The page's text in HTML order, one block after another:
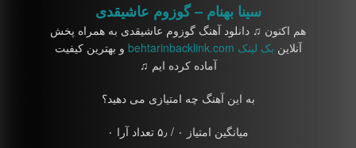
سینا بهنام – گوزوم عاشیقدی
هم اکنون ♫ دانلود آهنگ گوزوم عاشیقدی به همراه پخش
آنلاین بک لینک behtarinbacklink.com
و بهترین کیفیت
آماده کرده ایم ♫
به این آهنگ چه امتیازی می دهید؟
میانگین امتیاز ۰ / ۵٫ تعداد آرا ۰